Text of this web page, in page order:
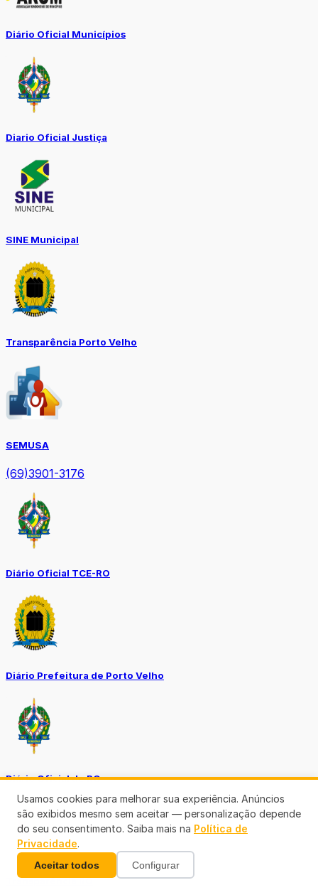
Diário Oficial Municípios
Diario Oficial Justiça
SINE Municipal
Transparência Porto Velho
SEMUSA
(69)3901-3176
Diário Oficial TCE-RO
Diário Prefeitura de Porto Velho
Diário Oficial de RO
Transparência RO
Usamos cookies para melhorar sua experiência. Anúncios
são exibidos mesmo sem aceitar — personalização depende
do seu consentimento. Saiba mais na Política de
Privacidade.
Aceitar todos Configurar